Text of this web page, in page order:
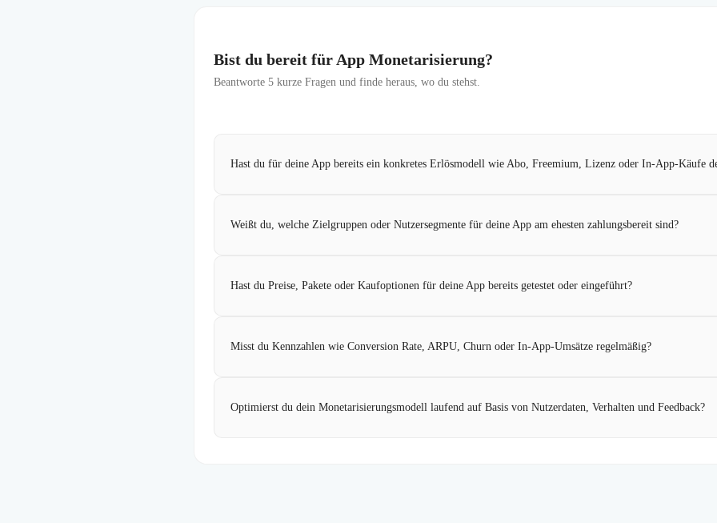
Bist du bereit für App Monetarisierung?
Beantworte 5 kurze Fragen und finde heraus, wo du stehst.
Hast du für deine App bereits ein konkretes Erlösmodell wie Abo, Freemium, Lizenz oder In-App-Käufe
Weißt du, welche Zielgruppen oder Nutzersegmente für deine App am ehesten zahlungsbereit sind?
Hast du Preise, Pakete oder Kaufoptionen für deine App bereits getestet oder eingeführt?
Misst du Kennzahlen wie Conversion Rate, ARPU, Churn oder In-App-Umsätze regelmäßig?
Optimierst du dein Monetarisierungsmodell laufend auf Basis von Nutzerdaten, Verhalten und Feedback?